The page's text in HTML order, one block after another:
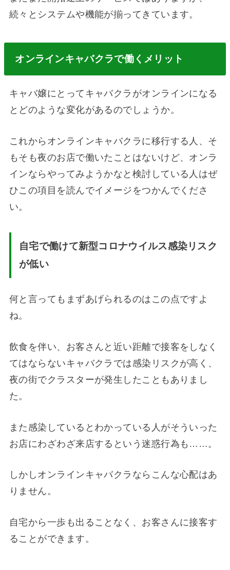
続々とシステムや機能が揃ってきています。
オンラインキャバクラで働くメリット
キャバ嬢にとってキャバクラがオンラインになる
とどのような変化があるのでしょうか。
これからオンラインキャバクラに移行する人、そ
もそも夜のお店で働いたことはないけど、オンラ
インならやってみようかなと検討している人はぜ
ひこの項目を読んでイメージをつかんでくださ
い。
自宅で働けて新型コロナウイルス感染リスク
が低い
何と言ってもまずあげられるのはこの点ですよ
ね。
飲食を伴い、お客さんと近い距離で接客をしなく
てはならないキャバクラでは感染リスクが高く、
夜の街でクラスターが発生したこともありまし
た。
また感染しているとわかっている人がそういった
お店にわざわざ来店するという迷惑行為も……。
しかしオンラインキャバクラならこんな心配はあ
りません。
自宅から一歩も出ることなく、お客さんに接客す
ることができます。